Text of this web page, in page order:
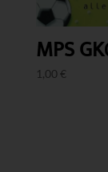
MPS
1,00 €